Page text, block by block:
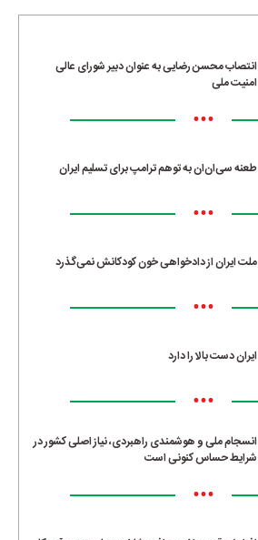
انتصاب محسن رضایی به عنوان دبیر شورای عالی
امنیت ملی
•••
طعنه سی‌ان‌ان به توهم ترامپ برای تسلیم ایران
•••
ملت ایران از دادخواهی خون کودکانش نمی‌گذرد
•••
ایران دست بالا را دارد
•••
انسجام ملی و هوشمندی راهبردی، نیاز اصلی کشور در
شرایط حساس کنونی است
•••